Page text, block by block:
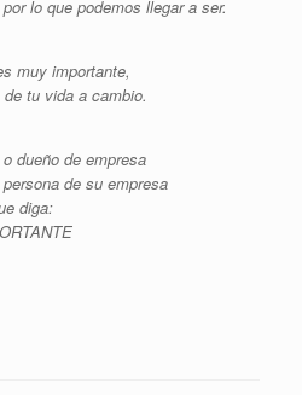
lo que podemos llegar a ser.
muy importante,
tu vida a cambio.
dueño de empresa
de su empresa
diga: